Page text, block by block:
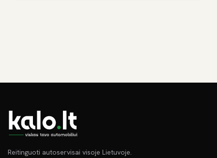
Reitinguoti autoservisai visoje Lietuvoje.